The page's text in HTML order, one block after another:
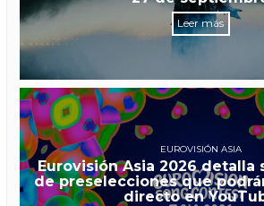
Leer más
EUROVISIÓN ASIA
Eurovisión Asia 2026 detalla
de preselecciones que
directo en